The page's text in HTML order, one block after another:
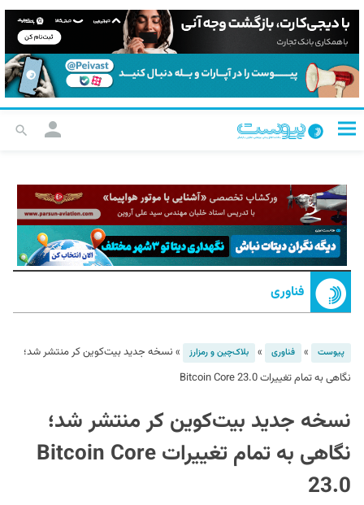
فناوری
پیوست » فناوری » بلاک‌چین و رمزارز » نسخه جدید بیت‌کوین کر منتشر شد؛
نگاهی به تمام تغییرات Bitcoin Core 23.0
نسخه جدید بیت‌کوین کر منتشر شد؛
نگاهی به تمام تغییرات Bitcoin Core
23.0